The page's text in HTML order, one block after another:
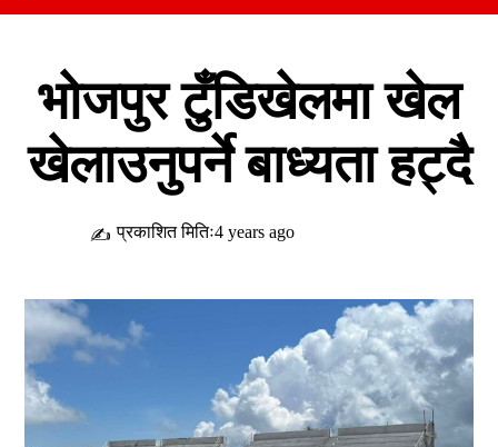
भोजपुर टुँडिखेलमा खेल
खेलाउनुपर्ने बाध्यता हट्दै
✍ प्रकाशित मितिः4 years ago